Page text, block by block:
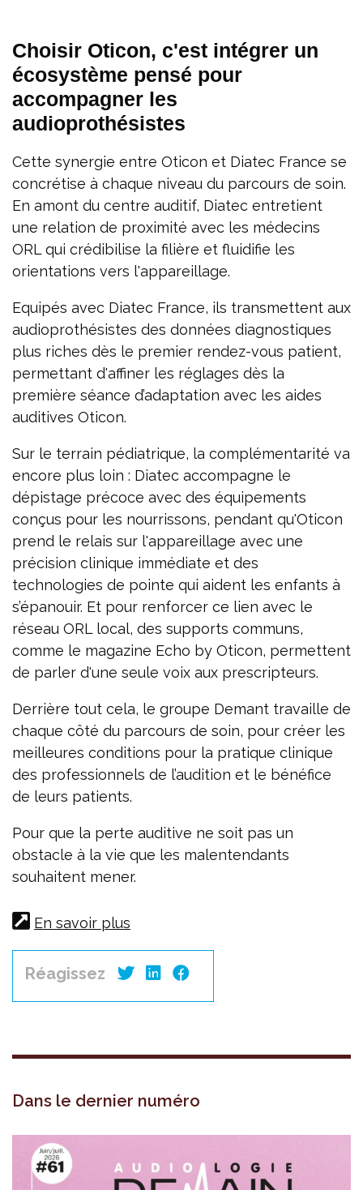
Choisir Oticon, c'est intégrer un
écosystème pensé pour
accompagner les
audioprothésistes
Cette synergie entre Oticon et Diatec France se
concrétise à chaque niveau du parcours de soin.
En amont du centre auditif, Diatec entretient
une relation de proximité avec les médecins
ORL qui crédibilise la filière et fluidifie les
orientations vers l'appareillage.
Equipés avec Diatec France, ils transmettent aux
audioprothésistes des données diagnostiques
plus riches dès le premier rendez-vous patient,
permettant d'affiner les réglages dès la
première séance d’adaptation avec les aides
auditives Oticon.
Sur le terrain pédiatrique, la complémentarité va
encore plus loin : Diatec accompagne le
dépistage précoce avec des équipements
conçus pour les nourrissons, pendant qu'Oticon
prend le relais sur l'appareillage avec une
précision clinique immédiate et des
technologies de pointe qui aident les enfants à
s’épanouir. Et pour renforcer ce lien avec le
réseau ORL local, des supports communs,
comme le magazine Echo by Oticon, permettent
de parler d'une seule voix aux prescripteurs.
Derrière tout cela, le groupe Demant travaille de
chaque côté du parcours de soin, pour créer les
meilleures conditions pour la pratique clinique
des professionnels de l’audition et le bénéfice
de leurs patients.
Pour que la perte auditive ne soit pas un
obstacle à la vie que les malentendants
souhaitent mener.
En savoir plus
Réagissez
Dans le dernier numéro